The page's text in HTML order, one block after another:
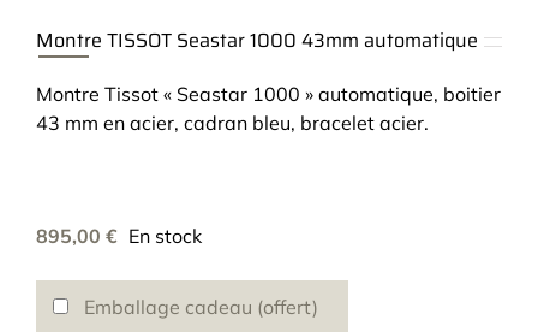
Montre TISSOT Seastar 1000 43mm automatique
Montre Tissot « Seastar 1000 » automatique, boitier
43 mm en acier, cadran bleu, bracelet acier.
895,00 € En stock
Emballage cadeau (offert)